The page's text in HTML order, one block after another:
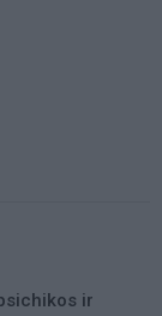
ir